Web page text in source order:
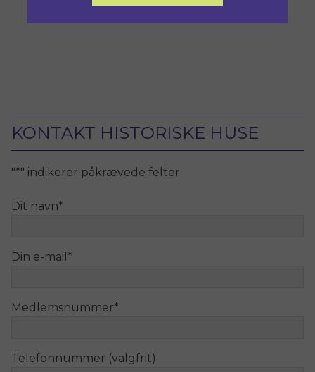
KONTAKT HISTORISKE HUSE
"*" indikerer påkrævede felter
Dit navn*
Din e-mail *
Medlemsnummer*
Telefonnummer (valgfrit)